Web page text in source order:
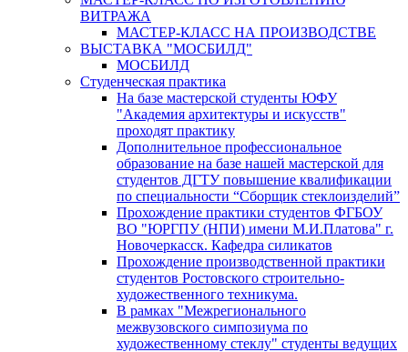
ВИТРАЖА
МАСТЕР-КЛАСС НА ПРОИЗВОДСТВЕ
ВЫСТАВКА "МОСБИЛД"
МОСБИЛД
Студенческая практика
На базе мастерской студенты ЮФУ
"Академия архитектуры и искусств"
проходят практику
Дополнительное профессиональное
образование на базе нашей мастерской для
студентов ДГТУ повышение квалификации
по специальности “Сборщик стеклоизделий”
Прохождение практики студентов ФГБОУ
ВО "ЮРГПУ (НПИ) имени М.И.Платова" г.
Новочеркасск. Кафедра силикатов
Прохождение производственной практики
студентов Ростовского строительно-
художественного техникума.
В рамках "Межрегионального
межвузовского симпозиума по
художественному стеклу" студенты ведущих